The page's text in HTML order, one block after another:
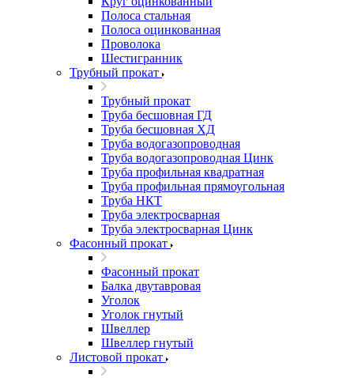
Полоса стальная
Полоса оцинкованная
Проволока
Шестигранник
Трубный прокат
Трубный прокат
Труба бесшовная ГД
Труба бесшовная ХД
Труба водогазопроводная
Труба водогазопроводная Цинк
Труба профильная квадратная
Труба профильная прямоугольная
Труба НКТ
Труба электросварная
Труба электросварная Цинк
Фасонный прокат
Фасонный прокат
Балка двутавровая
Уголок
Уголок гнутый
Швеллер
Швеллер гнутый
Листовой прокат